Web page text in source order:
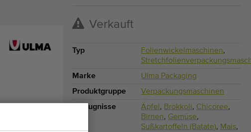
Verkauft
Typ Folienwickelmaschinen,
Marke
Ulma Packaging
Produktgruppe
Verpackungsmaschinen
Erzeugnisse
Äpfel , Brokkoli, Chicoree,
Birnen, Gemüse,
Sußkartoffeln (Batate), Mais,